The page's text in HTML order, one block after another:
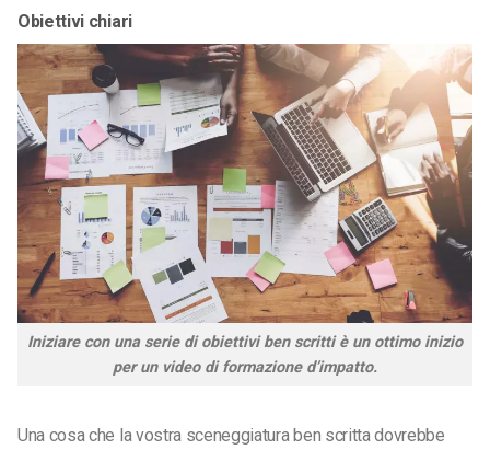
Obiettivi chiari
Iniziare con una serie di obiettivi ben scritti è un ottimo inizio
per un video di formazione d’impatto.
Una cosa che la vostra sceneggiatura ben scritta dovrebbe